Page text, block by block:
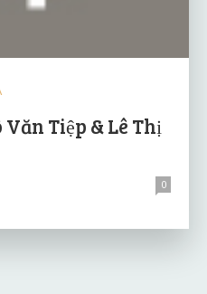
Văn Tiệp & Lê Thị
0